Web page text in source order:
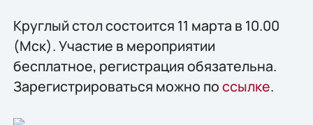
Круглый стол состоится 11 марта в 10.00
(Мск). Участие в мероприятии
бесплатное, регистрация обязательна.
Зарегистрироваться можно поссылке.